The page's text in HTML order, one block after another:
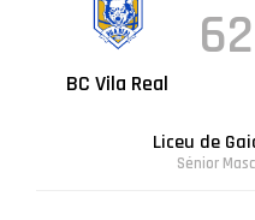
BC Vila Real
62
Liceu de
Sénior